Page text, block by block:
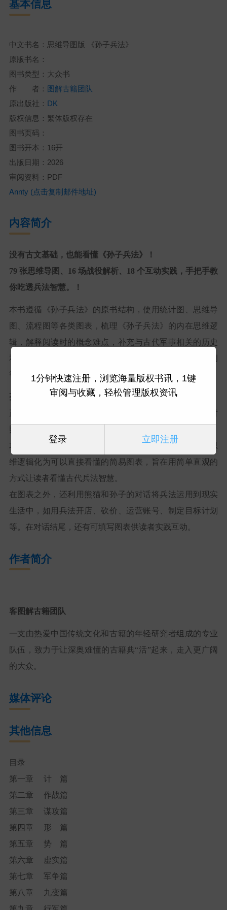
基本信息
中文书名：思维导图版 《孙子兵法》
原版书名：
图书类型：大众书
作 者： 图解古籍团队
原出版社： DK
版权信息：繁体版权存在
图书页码：
图书开本：16开
出版日期：2026
审阅资料：PDF
Annty (点击复制邮件地址)
内容简介
没有古文基础，也能看懂《孙子兵法》！
79 张思维导图、16 场战役解析、18 个互动实践，手把手教
你吃透兵法智慧。！
本书遵循《孙子兵法》的原书结构，使用统计图、思维导
图、流程图等各类图表，梳理《孙子兵法》的内在思维逻
辑，解释阅读时的概念难点，补充与古代军事相关的历史
和文化知识，比如中国古代军制、兵器、粮草、战术案例
等。
亮点：
正文形式为左文右图，思维导图与古籍原文、白话译文对
照，每幅图传递一个知识点，如战争对国家存亡的影响、
攻与守、正兵与奇兵、地形与行军的关系等。将古人的思
维逻辑化为可以直接看懂的简易图表，旨在用简单直观的
方式让读者看懂古代兵法智慧。
在图表之外，还利用熊猫和孙子的对话将兵法运用到现实
生活中，如用兵法开店、砍价、运营账号、制定目标计划
等。在对话结尾，还有可填写图表供读者实践互动。
作者简介
客图解古籍团队
一支由热爱中国传统文化和古籍的年轻研究者组成的专业
队伍，致力于让深奥难懂的古籍典“活”起来，走入更广阔
的大众。
媒体评论
其他信息
目录
第一章 计 篇
第二章 作战篇
第三章 谋攻篇
第四章 形 篇
第五章 势 篇
第六章 虚实篇
第七章 军争篇
第八章 九变篇
1分钟快速注册，浏览海量版权书讯，1键
审阅与收藏，轻松管理版权资讯
登录 立即注册